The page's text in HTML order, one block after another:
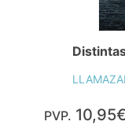
PVP. 10,95€